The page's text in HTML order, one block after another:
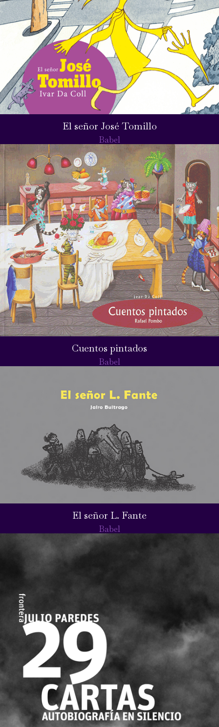
El señor José Tomillo
Babel
Cuentos pintados
Babel
El señor L. Fante
Babel